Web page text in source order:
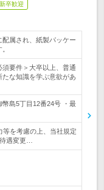
卒歓迎
属され、紙製パッケー
要件＞大卒以上、普通
な知識を学ぶ意欲があ
島5丁目12番24号 ・最
を考慮の上、当社規定
遇変更…